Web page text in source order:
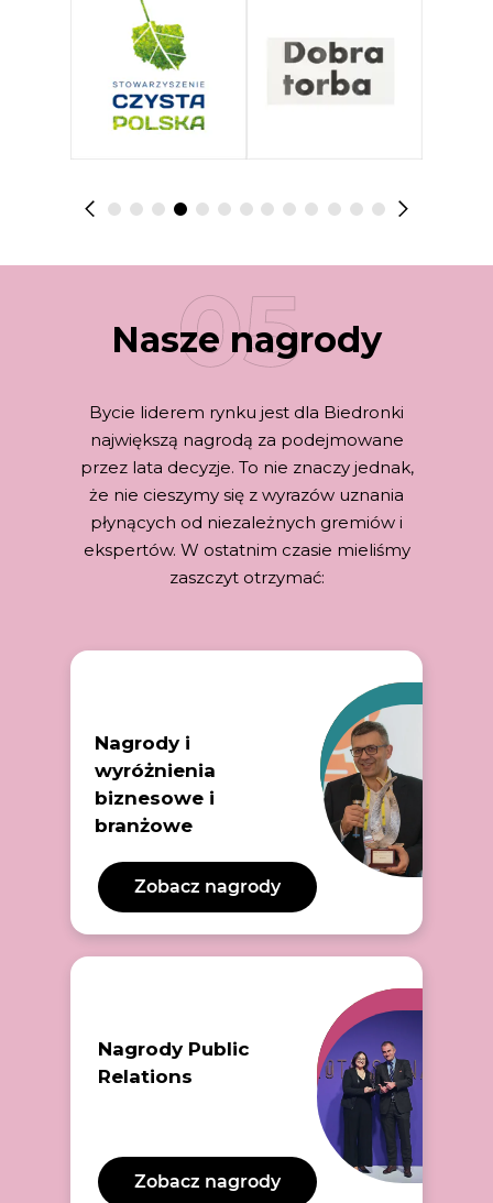
Nasze nagrody
Bycie liderem rynku jest dla Biedronki
największą nagrodą za podejmowane
przez lata decyzje. To nie znaczy jednak,
że nie cieszymy się z wyrazów uznania
płynących od niezależnych gremiów i
ekspertów. W ostatnim czasie mieliśmy
zaszczyt otrzymać:
Nagrody i
wyróżnienia
biznesowe i
branżowe
Zobacz nagrody
Zobacz nagrody
Nagrody Public
Relations